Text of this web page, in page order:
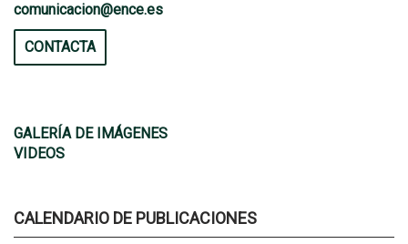
comunicacion@ence.es
CONTACTA
GALERÍA DE IMÁGENES
VIDEOS
CALENDARIO DE PUBLICACIONES